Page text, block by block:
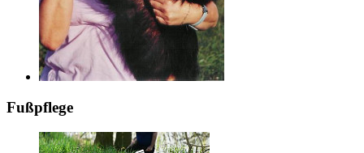
Fußpflege